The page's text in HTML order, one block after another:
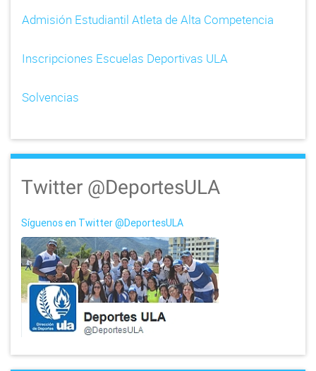
Admisión Estudiantil Atleta de Alta Competencia
Inscripciones Escuelas Deportivas ULA
Solvencias
Twitter @DeportesULA
Síguenos en Twitter @DeportesULA